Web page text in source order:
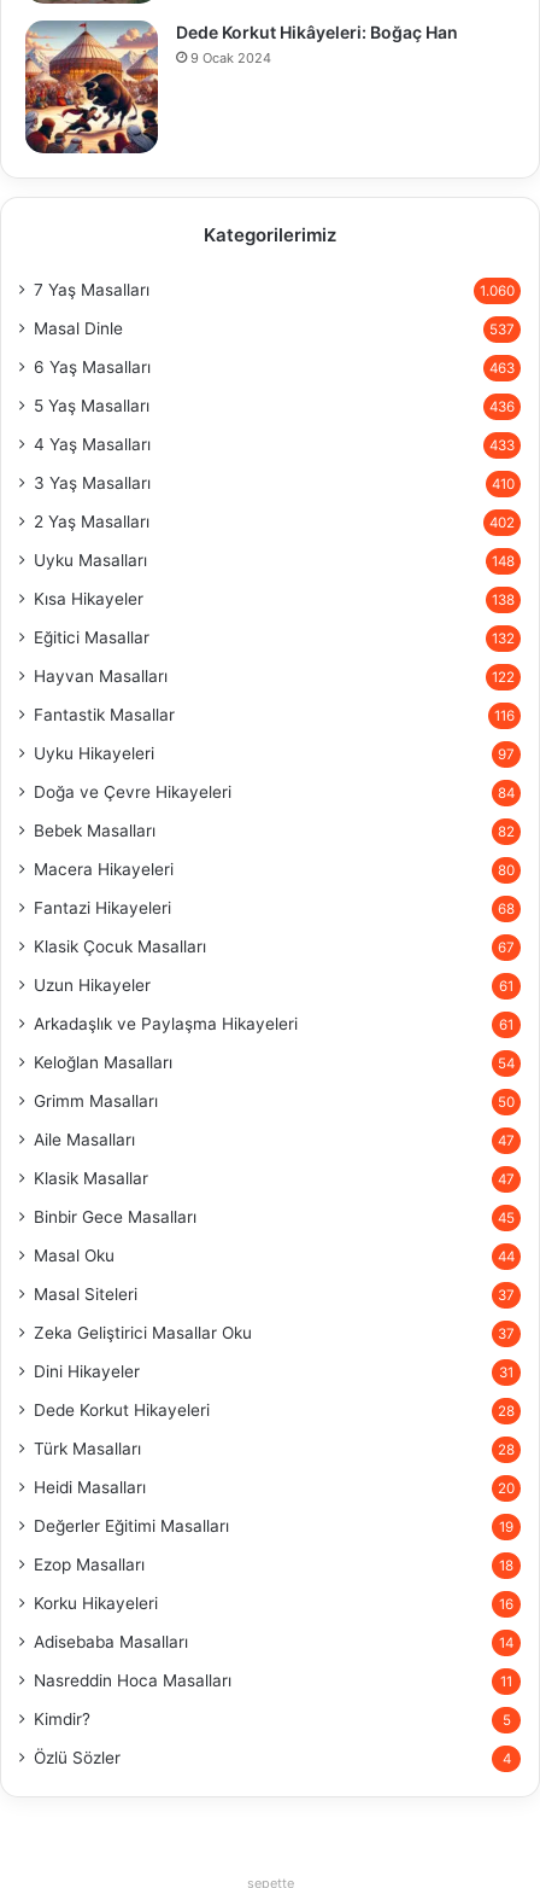
Dede Korkut Hikâyeleri: Boğaç Han
9 Ocak 2024
Kategorilerimiz
7 Yaş Masalları 1.060
Masal Dinle 537
6 Yaş Masalları 463
5 Yaş Masalları 436
4 Yaş Masalları 433
3 Yaş Masalları 410
2 Yaş Masalları 402
Uyku Masalları 148
Kısa Hikayeler 138
Eğitici Masallar 132
Hayvan Masalları 122
Fantastik Masallar 116
Uyku Hikayeleri 97
Doğa ve Çevre Hikayeleri 84
Bebek Masalları 82
Macera Hikayeleri 80
Fantazi Hikayeleri 68
Klasik Çocuk Masalları 67
Uzun Hikayeler 61
Arkadaşlık ve Paylaşma Hikayeleri 61
Keloğlan Masalları 54
Grimm Masalları 50
Aile Masalları 47
Klasik Masallar 47
Binbir Gece Masalları 45
Masal Oku 44
Masal Siteleri 37
Zeka Geliştirici Masallar Oku 37
Dini Hikayeler 31
Dede Korkut Hikayeleri 28
Türk Masalları 28
Heidi Masalları 20
Değerler Eğitimi Masalları 19
Ezop Masalları 18
Korku Hikayeleri 16
Adisebaba Masalları 14
Nasreddin Hoca Masalları 11
Kimdir? 5
Özlü Sözler 4
sepette